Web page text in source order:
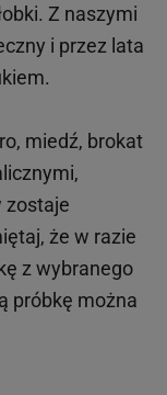
Z naszymi
i przez lata
miedź, brokat
zostaje
że w razie
z wybranego
próbkę można